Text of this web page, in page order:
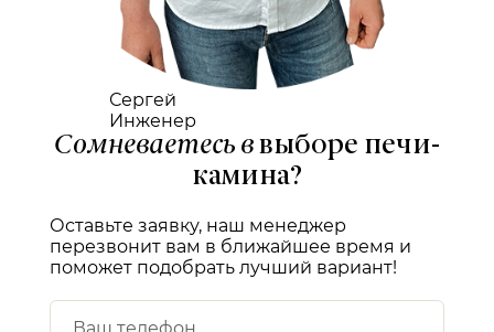
Сергей
Инженер
Сомневаетесь в выборе печи-
камина?
Оставьте заявку, наш менеджер
перезвонит вам в ближайшее время и
поможет подобрать лучший вариант!